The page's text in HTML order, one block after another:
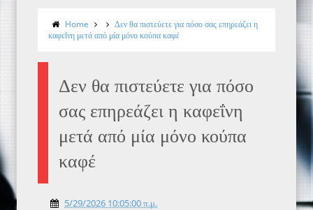
Home
Δεν θα πιστεύετε για πόσο σας επηρεάζει η
καφεΐνη μετά από μία μόνο κούπα καφέ
Δεν θα πιστεύετε για πόσο
σας επηρεάζει η καφεΐνη
μετά από μία μόνο κούπα
καφέ
5/29/2026 10:05:00 π.μ.